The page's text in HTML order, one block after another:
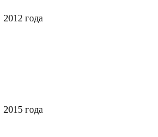
2012 года
2015 года